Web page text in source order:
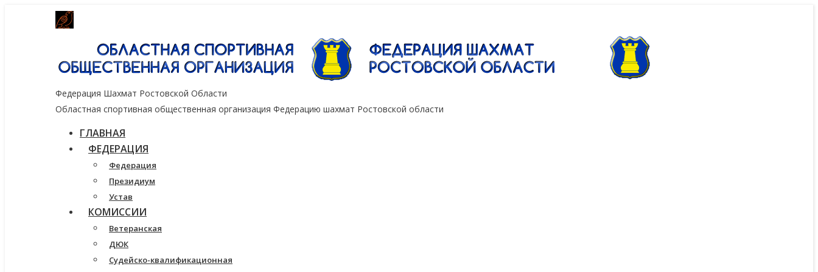
Федерация Шахмат Ростовской Области
Областная спортивная общественная организация Федерацию шахмат Ростовской области
ГЛАВНАЯ
ФЕДЕРАЦИЯ
Федерация
Президиум
Устав
КОМИССИИ
Ветеранская
ДЮК
Судейско-квалификационная